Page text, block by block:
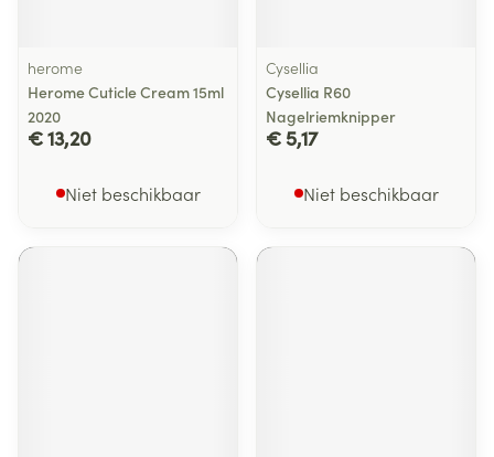
herome
Herome Cuticle Cream 15ml
2020
€ 13,20
Niet beschikbaar
Cysellia
Cysellia R60
Nagelriemknipper
€ 5,17
Niet beschikbaar